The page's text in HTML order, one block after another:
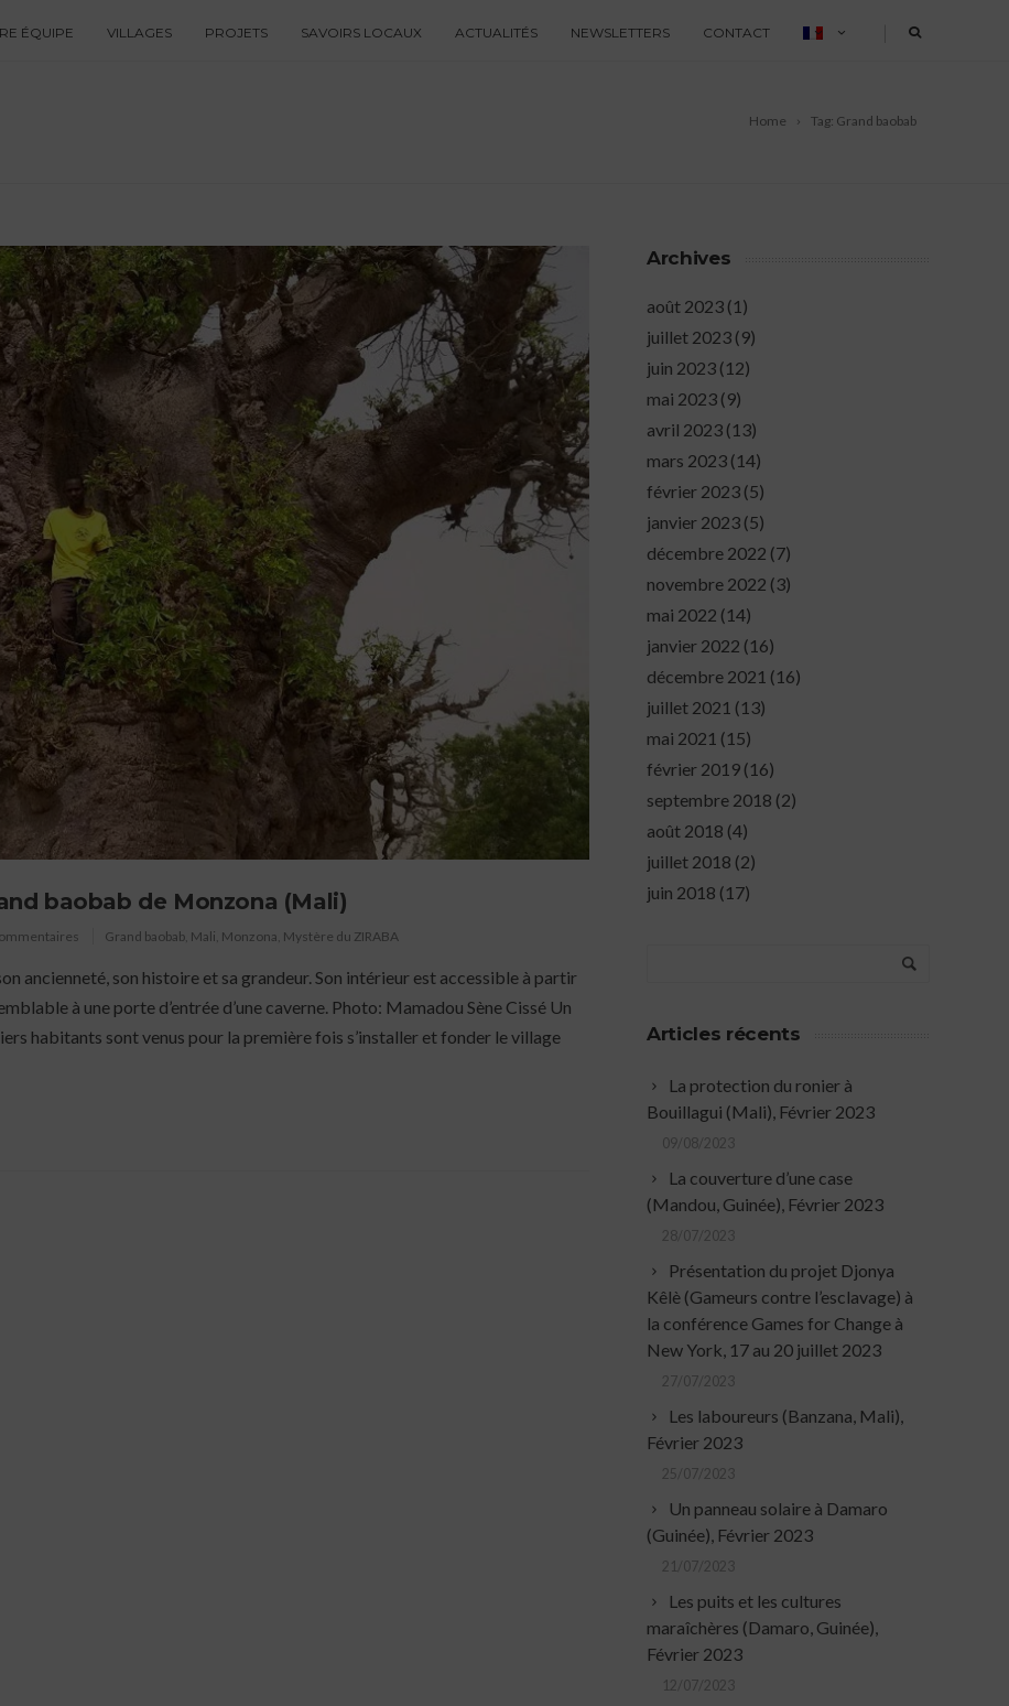
ÉQUIPE VILLAGES PROJETS SAVOIRS LOCAUX ACTUALITÉS NEWSLETTERS CONTACT
Home Tag: Grand baobab
baobab de Monzona (Mali)
Grand baobab Mali Monzona Mystère du ZIRABA
ancienneté, son histoire et sa grandeur. Son intérieur est accessible à partir
à une porte d’entrée d’une caverne. Photo: Mamadou Sène Cissé Un
habitants sont venus pour la première fois s’installer et fonder le village
Archives
août 2023 (1)
juillet 2023 (9)
juin 2023 (12)
mai 2023 (9)
avril 2023 (13)
mars 2023 (14)
février 2023 (5)
janvier 2023 (5)
décembre 2022 (7)
novembre 2022 (3)
mai 2022 (14)
janvier 2022 (16)
décembre 2021 (16)
juillet 2021 (13)
mai 2021 (15)
février 2019 (16)
septembre 2018 (2)
août 2018 (4)
juillet 2018 (2)
juin 2018 (17)
Articles récents
La protection du ronier à
Bouillagui (Mali), Février 2023
09/08/2023
La couverture d’une case
(Mandou, Guinée), Février 2023
28/07/2023
Présentation du projet Djonya
Kêlè (Gameurs contre l’esclavage) à
la conférence Games for Change à
New York, 17 au 20 juillet 2023
27/07/2023
Les laboureurs (Banzana, Mali),
Février 2023
25/07/2023
Un panneau solaire à Damaro
(Guinée), Février 2023
21/07/2023
Les puits et les cultures
maraîchères (Damaro, Guinée),
Février 2023
12/07/2023